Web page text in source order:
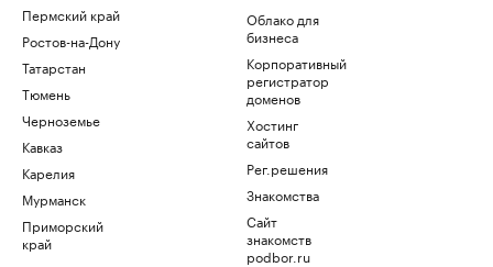
Пермский край
Ростов-на-Дону
Татарстан
Тюмень
Черноземье
Кавказ
Карелия
Мурманск
Приморский
край
Облако для
бизнеса
Корпоративный
регистратор
доменов
Хостинг
сайтов
Рег.решения
Знакомства
Сайт
знакомств
podbor.ru